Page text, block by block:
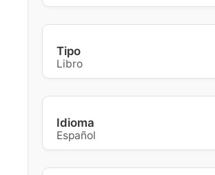
Tipo
Libro
Idioma
Español